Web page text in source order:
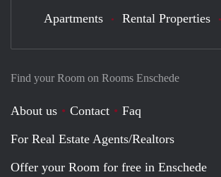
Find your Room on Rooms Enschede
About us Contact
Faq
For Real Estate Agents/Realtors
Offer your Room for free in Enschede
Apartments Rental Properties